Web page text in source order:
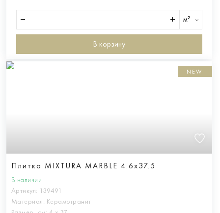
м²
В корзину
NEW
Плитка MIXTURA MARBLE 4.6x37.5
В наличии
Артикул: 139491
Материал: Керамогранит